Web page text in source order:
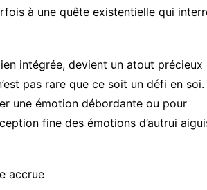
à une quête existentielle qui
intégrée, devient un atout précieux
pas rare que ce soit un défi en soi.
une émotion débordante ou pour
fine des émotions d’autrui
accrue